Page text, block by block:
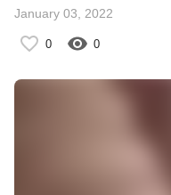
January 03, 2022
0 0